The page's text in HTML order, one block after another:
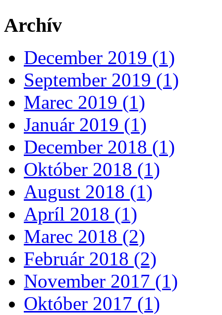
Archív
December 2019 (1)
September 2019 (1)
Marec 2019 (1)
Január 2019 (1)
December 2018 (1)
Október 2018 (1)
August 2018 (1)
Apríl 2018 (1)
Marec 2018 (2)
Február 2018 (2)
November 2017 (1)
Október 2017 (1)